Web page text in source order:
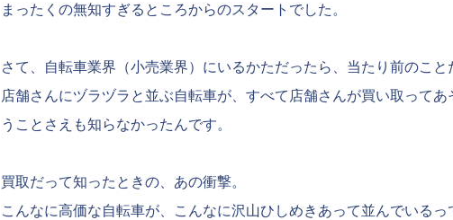
まったくの無知すぎるところからのスタートでした。
さて、自転車業界（小売業界）にいるかただったら、当たり前のこと
店舗さんにヅラヅラと並ぶ自転車が、すべて店舗さんが買い取って
うことさえも知らなかったんです。
買取だって知ったときの、あの衝撃。
こんなに高価な自転車が、こんなに沢山ひしめきあって並んでいるっ